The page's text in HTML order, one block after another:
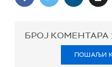
БРОЈ КОМЕНТАРА
ПОШАЉИ